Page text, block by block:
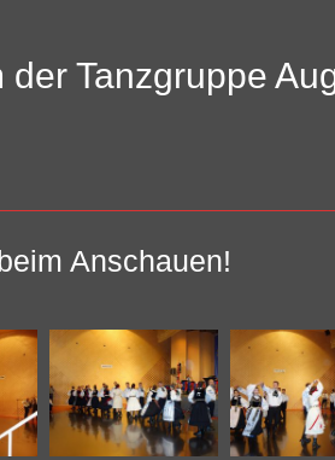
Tanzgruppe
Anschauen!